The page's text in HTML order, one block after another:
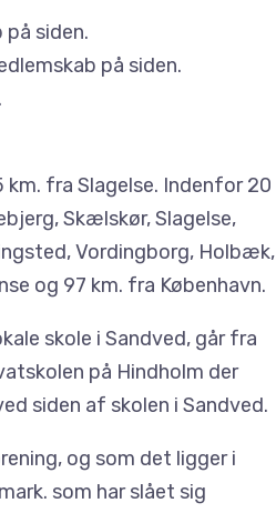
på siden.
på siden.
fra Slagelse. Indenfor 20
Skælskør, Slagelse,
Vordingborg, Holbæk,
og 97 km. fra København.
skole i Sandved, går fra
på Hindholm der
siden af skolen i Sandved.
og som det ligger i
som har slået sig